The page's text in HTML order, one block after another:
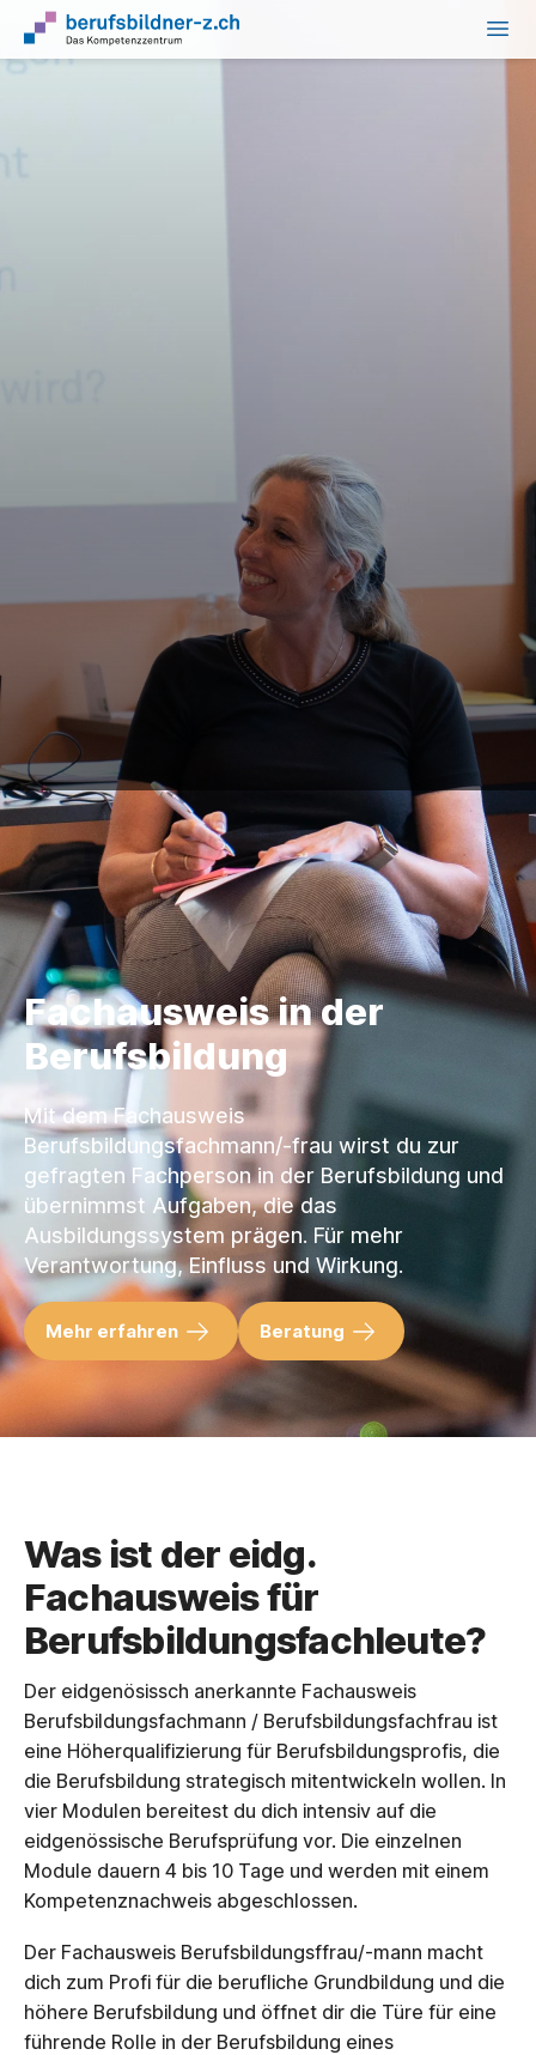
Fachausweis in der
Berufsbildung
Mit dem Fachausweis
Berufsbildungsfachmann/-frau wirst du zur
gefragten Fachperson in der Berufsbildung und
übernimmst Aufgaben, die das
Ausbildungssystem prägen. Für mehr
Verantwortung, Einfluss und Wirkung.
Mehr erfahren Beratung
Was ist der eidg.
Fachausweis für
Berufsbildungsfachleute?
Der eidgenösissch anerkannte Fachausweis
Berufsbildungsfachmann / Berufsbildungsfachfrau ist
eine Höherqualifizierung für Berufsbildungsprofis, die
die Berufsbildung strategisch mitentwickeln wollen. In
vier Modulen bereitest du dich intensiv auf die
eidgenössische Berufsprüfung vor. Die einzelnen
Module dauern 4 bis 10 Tage und werden mit einem
Kompetenznachweis abgeschlossen.
Der Fachausweis Berufsbildungsffrau/-mann macht
dich zum Profi für die berufliche Grundbildung und die
höhere Berufsbildung und öffnet dir die Türe für eine
führende Rolle in der Berufsbildung eines